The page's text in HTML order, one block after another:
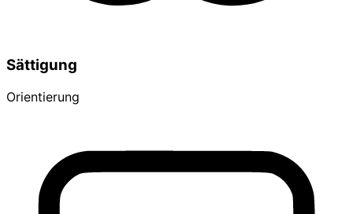
Sättigung
Orientierung